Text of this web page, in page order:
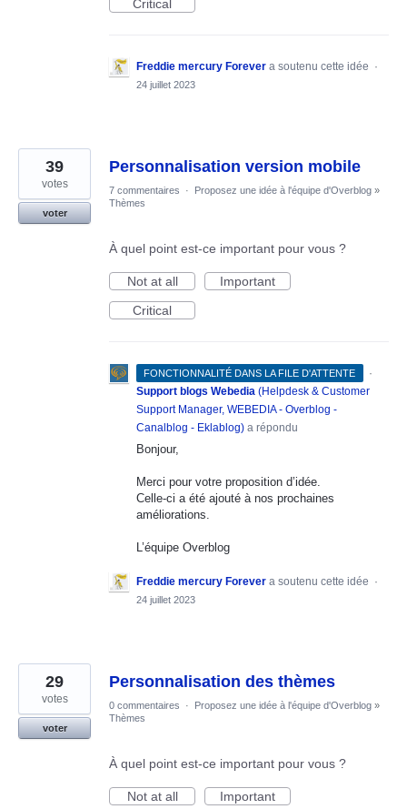
Critical
Freddie mercury Forever a soutenu cette idée ·
24 juillet 2023
Personnalisation version mobile
39
votes
voter
7 commentaires · Proposez une idée à l'équipe d'Overblog »
Thèmes
À quel point est-ce important pour vous ?
Not at all
Important
Critical
FONCTIONNALITÉ DANS LA FILE D'ATTENTE
·
Support blogs Webedia (Helpdesk & Customer
Support Manager, WEBEDIA - Overblog -
Canalblog - Eklablog) a répondu
Bonjour,
Merci pour votre proposition d’idée.
Celle-ci a été ajouté à nos prochaines
améliorations.
L’équipe Overblog
Freddie mercury Forever a soutenu cette idée ·
24 juillet 2023
Personnalisation des thèmes
29
votes
voter
0 commentaires · Proposez une idée à l'équipe d'Overblog »
Thèmes
À quel point est-ce important pour vous ?
Not at all
Important